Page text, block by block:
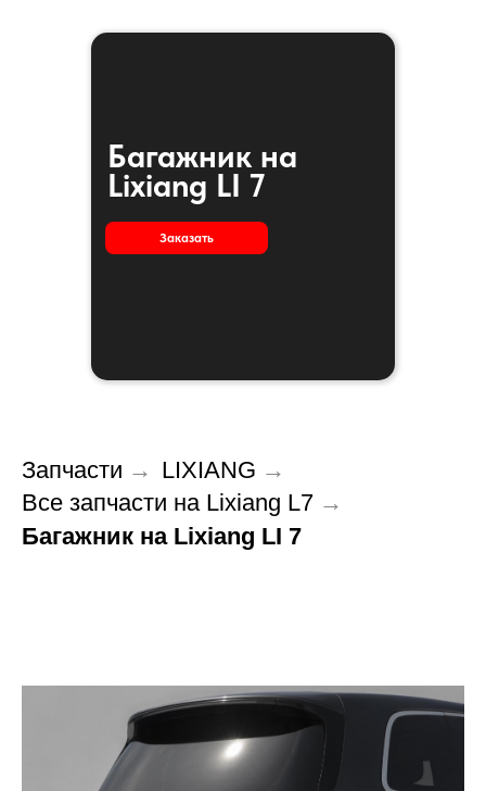
Багажник на
Lixiang LI 7
Заказать
Запчасти → LIXIANG →
Все запчасти на Lixiang L7 →
Багажник на Lixiang LI 7